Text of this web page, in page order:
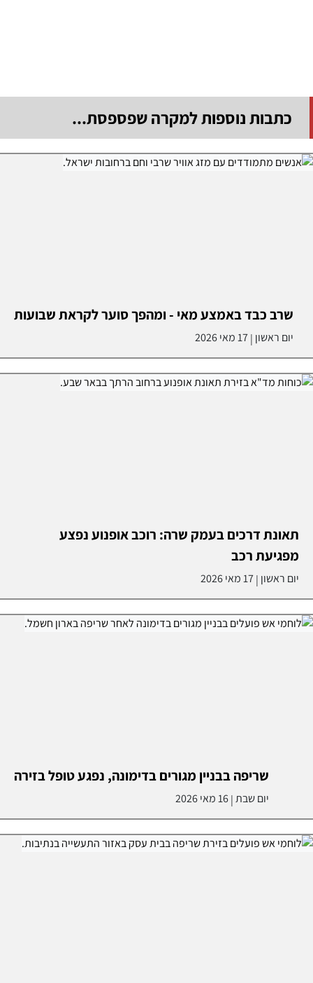
כתבות נוספות למקרה שפספסת...
שרב כבד באמצע מאי - ומהפך סוער לקראת שבועות
יום ראשון |17 מאי 2026
תאונת דרכים בעמק שרה: רוכב אופנוע נפצע
מפגיעת רכב
יום ראשון |17 מאי 2026
שריפה בבניין מגורים בדימונה, נפגע טופל בזירה
יום שבת|16 מאי 2026